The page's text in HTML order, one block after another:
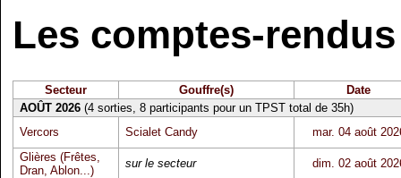
Les comptes-
Secteur Gouffre(s)
Date
AOÛT 2026(4 sorties, 8 participants pour un TPST total de 35h)
Vercors
Scialet Candy
mar. 04 août
Glières (Frêtes,
Dran, Ablon...)
sur le secteur
dim. 02 août